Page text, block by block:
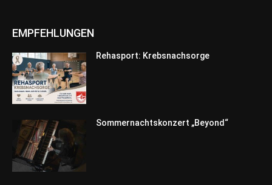
EMPFEHLUNGEN
Rehasport: Krebsnachsorge
Sommernachtskonzert „Beyond“